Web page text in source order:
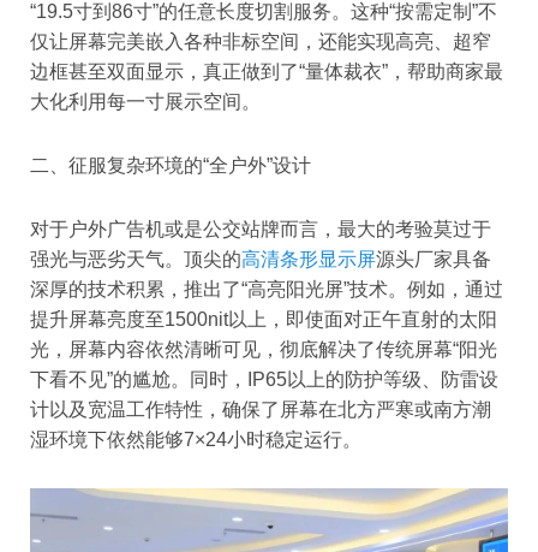
“19.5寸到86寸”的任意长度切割服务。这种“按需定制”不
仅让屏幕完美嵌入各种非标空间，还能实现高亮、超窄
边框甚至双面显示，真正做到了“量体裁衣”，帮助商家最
大化利用每一寸展示空间。
二、征服复杂环境的“全户外”设计
对于户外广告机或是公交站牌而言，最大的考验莫过于
强光与恶劣天气。顶尖的高清条形显示屏源头厂家具备
深厚的技术积累，推出了“高亮阳光屏”技术。例如，通过
提升屏幕亮度至1500nit以上，即使面对正午直射的太阳
光，屏幕内容依然清晰可见，彻底解决了传统屏幕“阳光
下看不见”的尴尬。同时，IP65以上的防护等级、防雷设
计以及宽温工作特性，确保了屏幕在北方严寒或南方潮
湿环境下依然能够7×24小时稳定运行。